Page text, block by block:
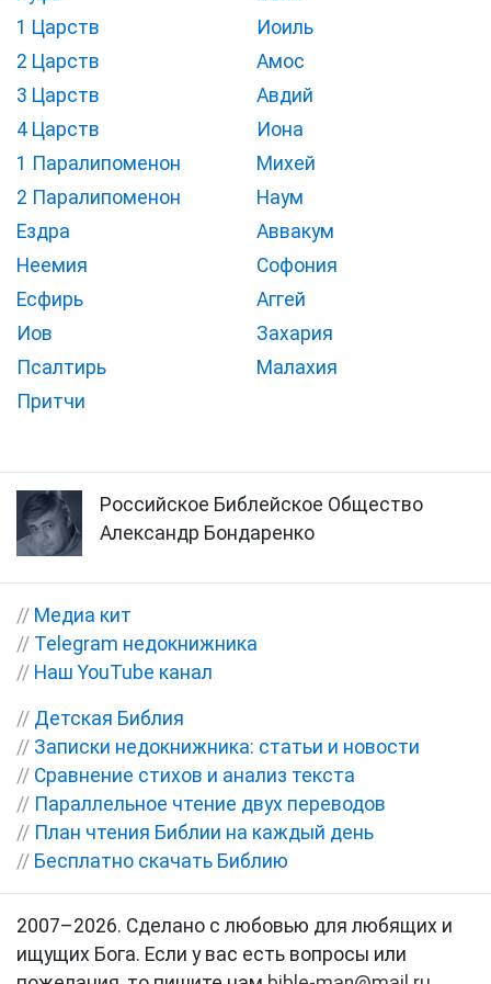
1 Царств
2 Царств
3 Царств
4 Царств
1 Паралипоменон
2 Паралипоменон
Ездра
Неемия
Есфирь
Иов
Псалтирь
Притчи
Иоиль
Амос
Авдий
Иона
Михей
Наум
Аввакум
Софония
Аггей
Захария
Малахия
Российское Библейское Общество
Александр Бондаренко
// Медиа кит
// Telegram недокнижника
// Наш YouTube канал
// Детская Библия
// Записки недокнижника: статьи и новости
// Сравнение стихов и анализ текста
// Параллельное чтение двух переводов
// План чтения Библии на каждый день
// Бесплатно скачать Библию
2007–2026. Сделано с любовью для любящих и
ищущих Бога. Если у вас есть вопросы или